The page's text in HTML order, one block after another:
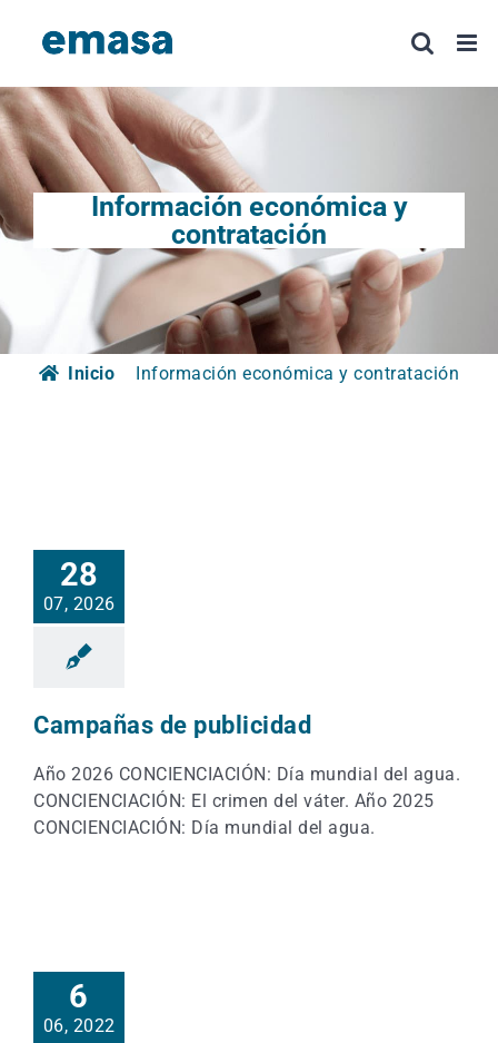
Información económica y
contratación
Inicio Información económica y contratación
28
07, 2026
Campañas de publicidad
Año 2026 CONCIENCIACIÓN: Día mundial del agua.
CONCIENCIACIÓN: El crimen del váter. Año 2025
CONCIENCIACIÓN: Día mundial del agua.
6
06, 2022